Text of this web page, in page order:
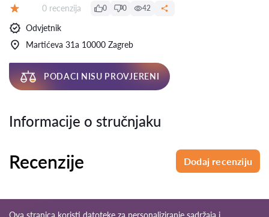
Recenzija:
0 recenzija 0 0 42
Odvjetnik
Martićeva 31a 10000 Zagreb
PODACI NISU PROVJERENI
Informacije o stručnjaku
Recenzije Dodaj recenziju
Ova stranica koristi datoteke za personaliziranje sadržaja i